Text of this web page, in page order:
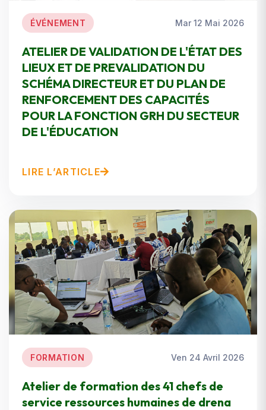
ÉVÉNEMENT Mar 12 Mai 2026
ATELIER DE VALIDATION DE L'ÉTAT DES
LIEUX ET DE PREVALIDATION DU
SCHÉMA DIRECTEUR ET DU PLAN DE
RENFORCEMENT DES CAPACITÉS
POUR LA FONCTION GRH DU SECTEUR
DE L'ÉDUCATION
LIRE L’ARTICLE
FORMATION Ven 24 Avril 2026
Atelier de formation des 41 chefs de
service ressources humaines de drena